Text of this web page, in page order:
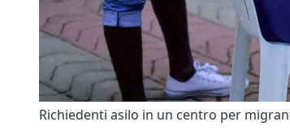
Richiedenti asilo in un centro per